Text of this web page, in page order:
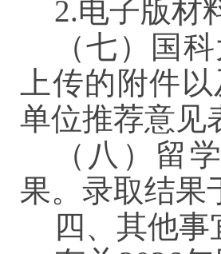
2.电子版材
（七）国
上传的附件
单位推荐意见
（八）留
果。录取结果
四、其